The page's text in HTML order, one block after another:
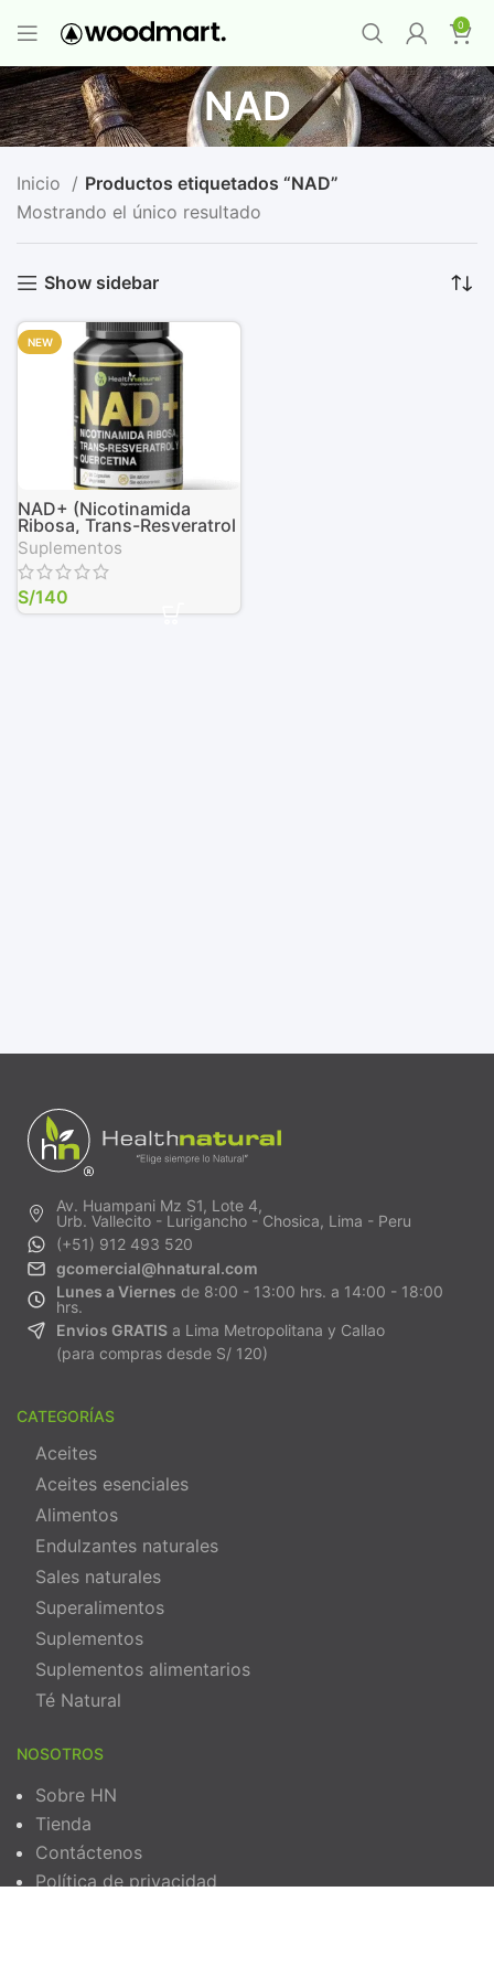
0
NAD
Inicio
Productos etiquetados “NAD”
Mostrando el único resultado
Show sidebar
NEW
NAD+ (Nicotinamida
Ribosa, Trans-Resveratrol
y Quercetina), 90 Cáps.
Vegetales de 500 mg
Suplementos
S/140
Av. Huampani Mz S1, Lote 4,
Urb. Vallecito - Lurigancho - Chosica, Lima - Peru
(+51) 912 493 520
gcomercial@hnatural.com
Lunes a Viernes de 8:00 - 13:00 hrs. a 14:00 - 18:00
hrs.
Envios GRATIS a Lima Metropolitana y Callao
(para compras desde S/ 120)
CATEGORÍAS
Aceites
Aceites esenciales
Alimentos
Endulzantes naturales
Sales naturales
Superalimentos
Suplementos
Suplementos alimentarios
Té Natural
NOSOTROS
Sobre HN
Tienda
Contáctenos
Política de privacidad
Premium-Compra 12 unidades y llévate 1
GRATIS ¡LO QUIERO YA